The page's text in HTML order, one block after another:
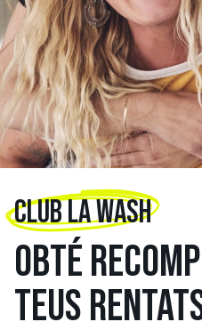
CLUB LA WASH
OBTÉ
TEUS